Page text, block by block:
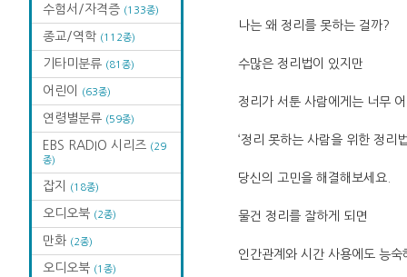
수험서/자격증 (133종)
종교/역학 (112종)
기타미분류 (81종)
어린이 (63종)
연령별분류 (59종)
EBS RADIO 시리즈 (29
종)
잡지 (18종)
오디오북 (2종)
만화 (2종)
오디오북 (1종)
나는 왜 정리를 못하는 걸까?
수많은 정리법이 있지만
정리가 서툰 사람에게는 너무 어
‘정리 못하는 사람을 위한 정리
당신의 고민을 해결해보세요.
물건 정리를 잘하게 되면
인간관계와 시간 사용에도 능숙